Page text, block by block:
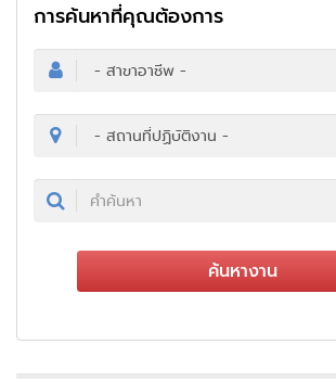
การค้นหาที่คุณต้องการ
ค้นหางาน